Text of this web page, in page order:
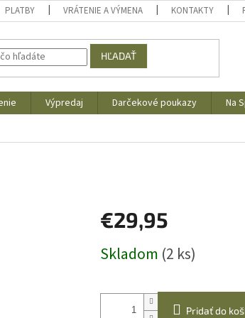
PLATBY VRÁTENIE A VÝMENA KONTAKTY
HĽADAŤ
Výpredaj Darčekové poukazy Na
€29,95
cena:
Skladom (2 ks)
Pridať do